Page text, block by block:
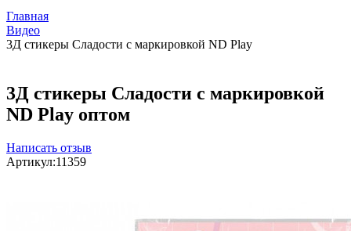
Главная
Видео
3Д стикеры Сладости с маркировкой ND Play
3Д стикеры Сладости с маркировкой
ND Play оптом
Написать отзыв
Артикул:11359